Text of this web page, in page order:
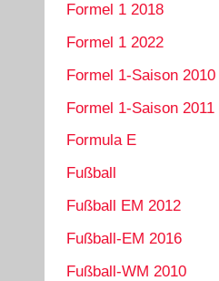
Formel 1 2018
Formel 1 2022
Formel 1-Saison 2010
Formel 1-Saison 2011
Formula E
Fußball
Fußball EM 2012
Fußball-EM 2016
Fußball-WM 2010